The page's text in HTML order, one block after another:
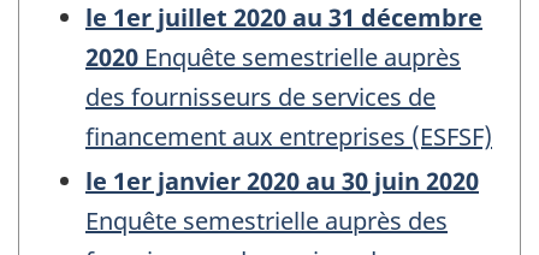
le 1er juillet 2020 au 31 décembre
2020 Enquête semestrielle auprès
des fournisseurs de services de
financement aux entreprises (ESFSF)
le 1er janvier 2020 au 30 juin 2020
Enquête semestrielle auprès des